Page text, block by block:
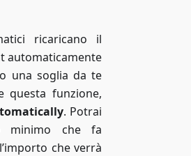
ricaricano il
automaticamente
una soglia da te
questa funzione,
. Potrai
minimo che fa
che verrà